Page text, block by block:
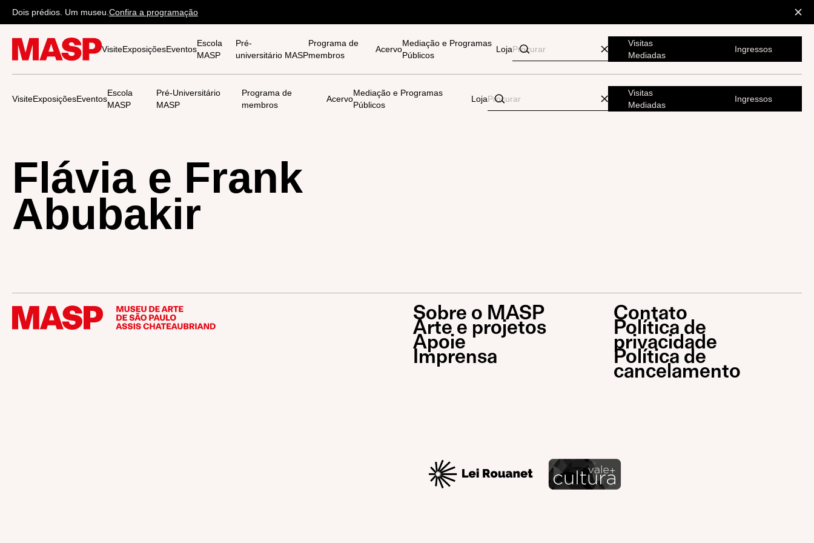
Dois prédios. Um museu. Confira a programação
VisiteExposiçõesEventos
Escola
MASP
Pré-
universitário MASP
Programa de
membros
Acervo
Mediação e Programas
Públicos
Loja
Visitas
Mediadas
Ingressos
VisiteExposiçõesEventos
Escola
MASP
Pré-Universitário
MASP
Programa de
membros
Acervo
Mediação e Programas
Públicos
Loja
Visitas
Mediadas
Ingressos
Flávia e Frank
Abubakir
Sobre o MASP
Arte e projetos
Apoie
Imprensa
Contato
Política de
privacidade
Política de
cancelamento